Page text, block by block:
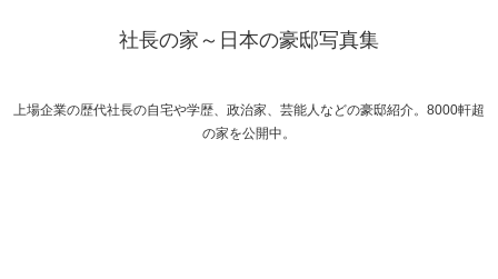
社長の家～日本の豪邸写真集
上場企業の歴代社長の自宅や学歴、政治家、芸能人などの豪邸紹介。8000軒超
の家を公開中。